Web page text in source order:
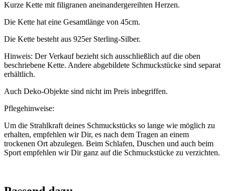
Kurze Kette mit filigranen aneinandergereihten Herzen.
Die Kette hat eine Gesamtlänge von 45cm.
Die Kette besteht aus 925er Sterling-Silber.
Hinweis: Der Verkauf bezieht sich ausschließlich auf die oben
beschriebene Kette. Andere abgebildete Schmuckstücke sind separat
erhältlich.
Auch Deko-Objekte sind nicht im Preis inbegriffen.
Pflegehinweise:
Um die Strahlkraft deines Schmuckstücks so lange wie möglich zu
erhalten, empfehlen wir Dir, es nach dem Tragen an einem
trockenen Ort abzulegen. Beim Schlafen, Duschen und auch beim
Sport empfehlen wir Dir ganz auf die Schmuckstücke zu verzichten.